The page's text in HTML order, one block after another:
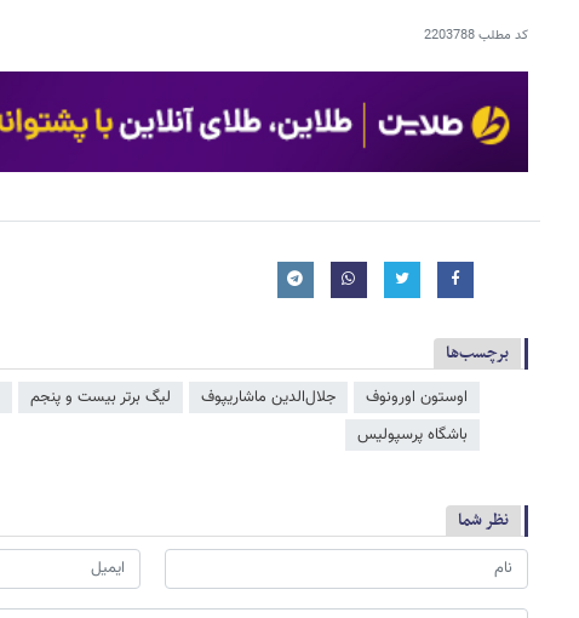
کد مطلب2203788
برچسب‌ها
اوستون اورونوف جلال‌الدین ماشاریپوف لیگ برتر بیست و پنجم
باشگاه پرسپولیس
نظر شما